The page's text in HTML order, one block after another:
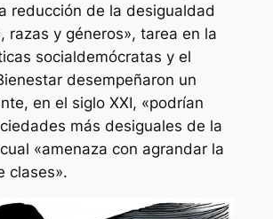
reducción de la desigualdad
razas y géneros», tarea en la
socialdemócratas y el
desempeñaron un
en el siglo XXI, «podrían
más desiguales de la
«amenaza con agrandar la
clases».